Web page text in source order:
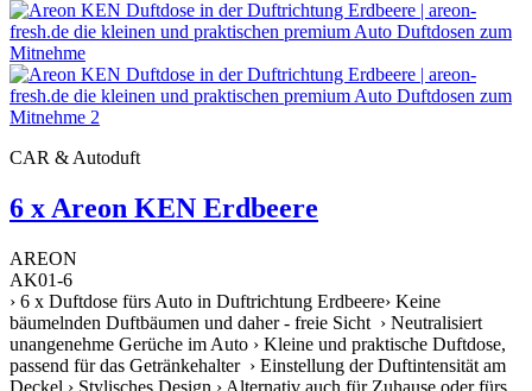
CAR & Autoduft
6 x Areon KEN Erdbeere
AREON
AK01-6
› 6 x Duftdose fürs Auto in Duftrichtung Erdbeere› Keine
bäumelnden Duftbäumen und daher - freie Sicht › Neutralisiert
unangenehme Gerüche im Auto › Kleine und praktische Duftdose,
passend für das Getränkehalter › Einstellung der Duftintensität am
Deckel › Stylisches Design › Alternativ auch für Zuhause oder fürs